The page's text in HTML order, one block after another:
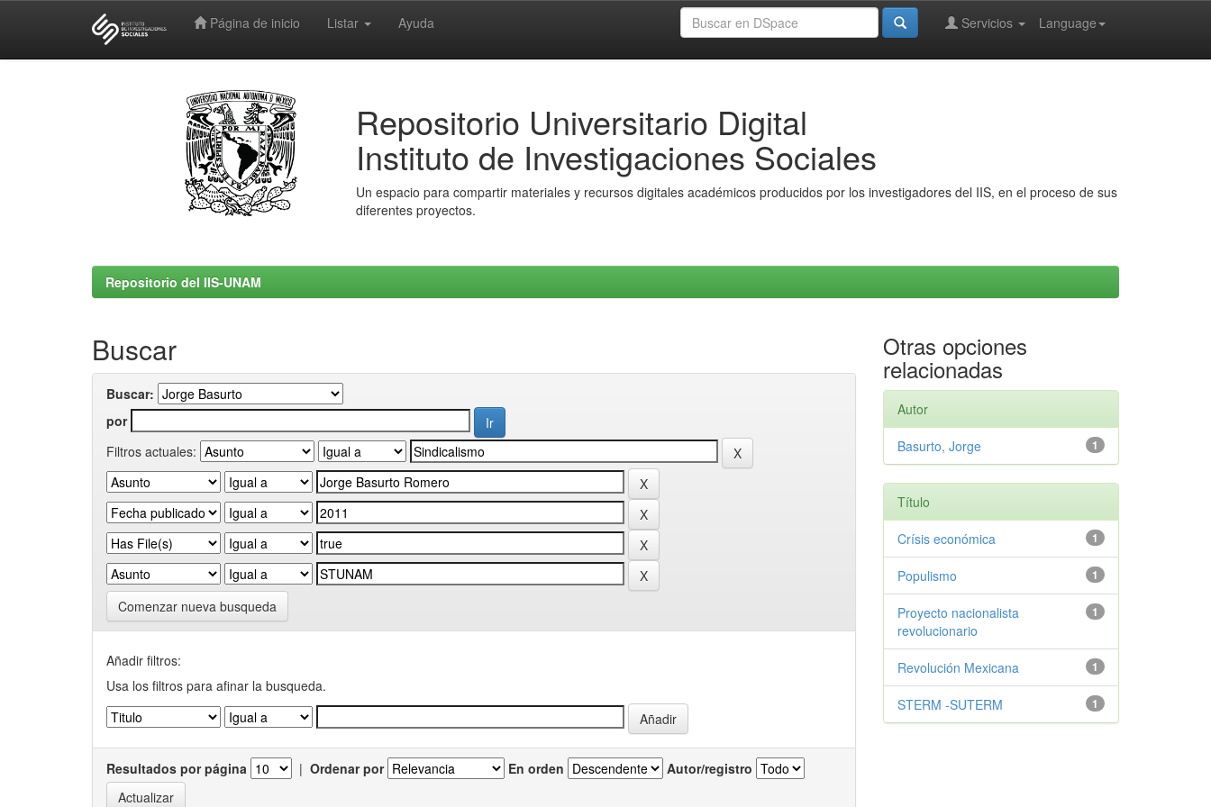
Página de inicio Listar Ayuda Language
Servicios
Repositorio Universitario Digital
Instituto de Investigaciones Sociales
Un espacio para compartir materiales y recursos digitales académicos producidos por los investigadores del IIS, en el proceso de sus
diferentes proyectos.
Repositorio del IIS-UNAM
Buscar
Buscar:
por
Filtros actuales:
Comenzar nueva busqueda
Añadir filtros:
Usa los filtros para afinar la busqueda.
Resultados por página | Ordenar por En orden Autor/registro
Otras opciones
relacionadas
Autor
1
Basurto, Jorge
Título
1
Crísis económica
1
Populismo
1
Proyecto nacionalista
revolucionario
1
Revolución Mexicana
1
STERM -SUTERM